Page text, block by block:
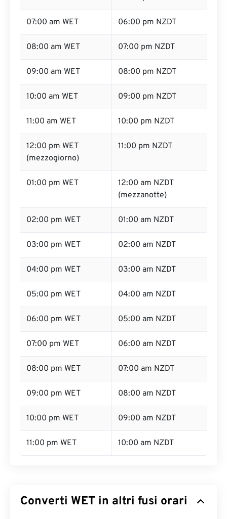
07:00 am WET 06:00 pm NZDT
08:00 am WET 07:00 pm NZDT
09:00 am WET 08:00 pm NZDT
10:00 am WET 09:00 pm NZDT
11:00 am WET 10:00 pm NZDT
12:00 pm WET
(mezzogiorno)
11:00 pm NZDT
01:00 pm WET
12:00 am NZDT
(mezzanotte)
02:00 pm WET 01:00 am NZDT
03:00 pm WET 02:00 am NZDT
04:00 pm WET 03:00 am NZDT
05:00 pm WET 04:00 am NZDT
06:00 pm WET 05:00 am NZDT
07:00 pm WET 06:00 am NZDT
08:00 pm WET 07:00 am NZDT
09:00 pm WET 08:00 am NZDT
10:00 pm WET 09:00 am NZDT
11:00 pm WET 10:00 am NZDT
Converti WET in altri fusi orari